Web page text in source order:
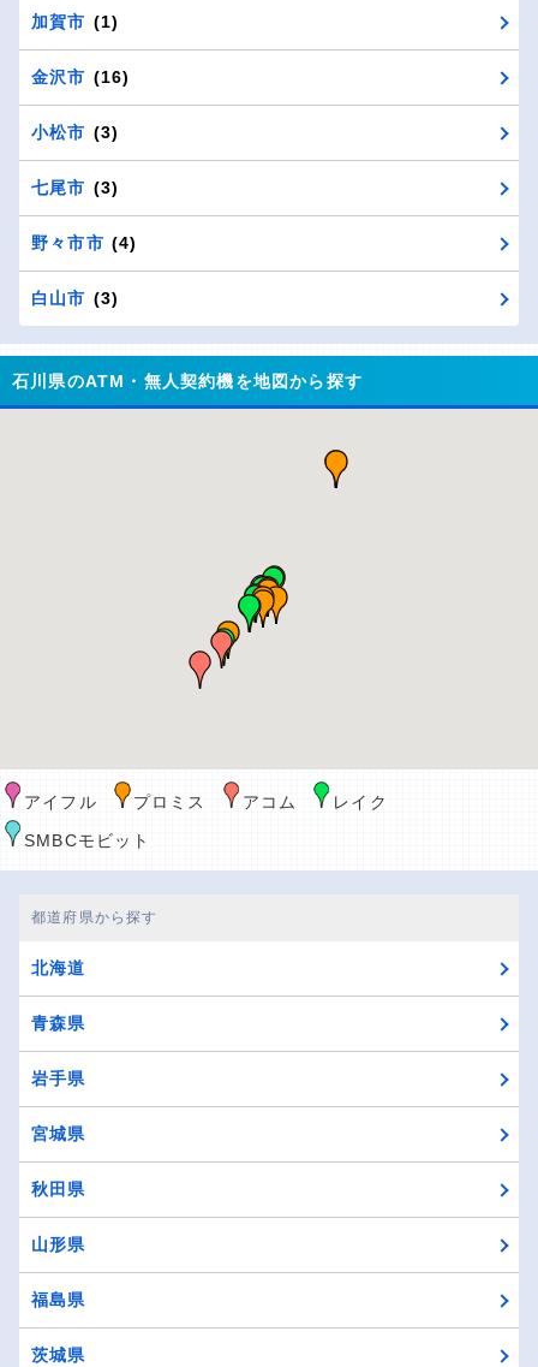
加賀市 (1)
金沢市 (16)
小松市 (3)
七尾市 (3)
野々市市 (4)
白山市 (3)
石川県のATM・無人契約機を地図から探す
アイフル プロミス アコム
レイク
SMBCモビット
都道府県から探す
北海道
青森県
岩手県
宮城県
秋田県
山形県
福島県
茨城県